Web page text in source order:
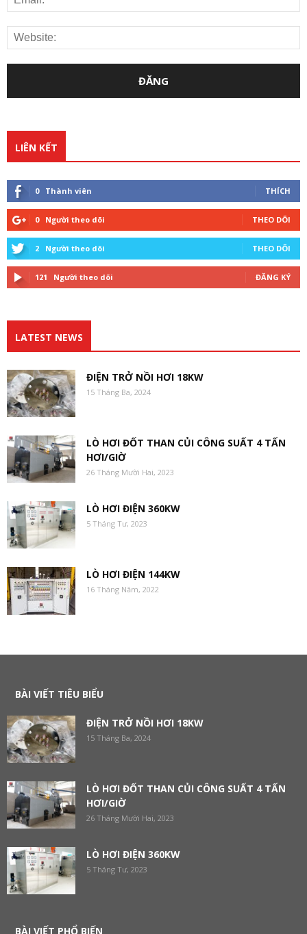
LIÊN KẾT
0 Thành viên THÍCH
0 Người theo dõi THEO DÕI
2 Người theo dõi THEO DÕI
121 Người theo dõi ĐĂNG KÝ
LATEST NEWS
ĐIỆN TRỞ NỒI HƠI 18KW
15 Tháng Ba, 2024
LÒ HƠI ĐỐT THAN CỦI CÔNG SUẤT 4 TẤN
HƠI/GIỜ
26 Tháng Mười Hai, 2023
LÒ HƠI ĐIỆN 360KW
5 Tháng Tư, 2023
LÒ HƠI ĐIỆN 144KW
16 Tháng Năm, 2022
BÀI VIẾT TIÊU BIỂU
ĐIỆN TRỞ NỒI HƠI 18KW
15 Tháng Ba, 2024
LÒ HƠI ĐỐT THAN CỦI CÔNG SUẤT 4 TẤN
HƠI/GIỜ
26 Tháng Mười Hai, 2023
LÒ HƠI ĐIỆN 360KW
5 Tháng Tư, 2023
BÀI VIẾT PHỔ BIẾN